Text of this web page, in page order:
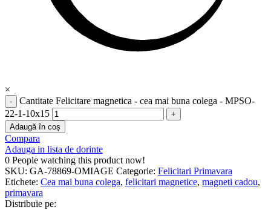
×
Cantitate Felicitare magnetica - cea mai buna colega - MPSO-
22-1-10x15
Adaugă în coș
Compara
Adauga in lista de dorinte
0 People watching this product now!
SKU: GA-78869-OMIAGE Categorie: Felicitari Primavara
Etichete: Cea mai buna colega, felicitari magnetice, magneti cadou,
primavara
Distribuie pe: